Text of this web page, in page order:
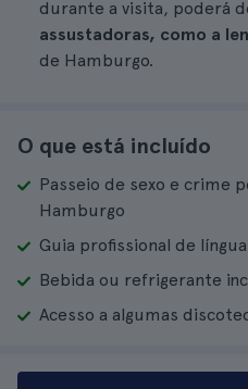
durante a visita, poderá
assustadoras, como a
de Hamburgo.
O que está incluído
Passeio de sexo e crime
Hamburgo
Guia profissional de
Bebida ou refrigerante
Acesso a algumas